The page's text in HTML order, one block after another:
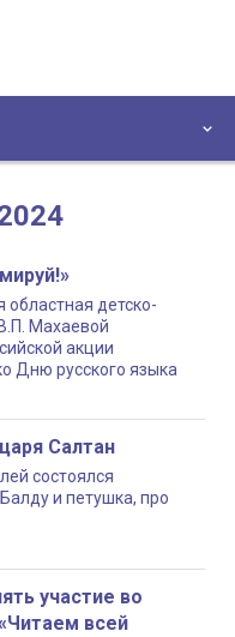
детско-
Махаевой
акции
Дню русского языка
Салтан
состоялся
и петушка, про
участие во
всей